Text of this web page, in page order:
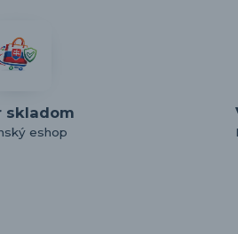
skladom
eshop